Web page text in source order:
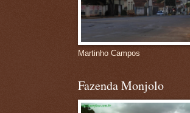
Martinho Campos
Fazenda Monjolo